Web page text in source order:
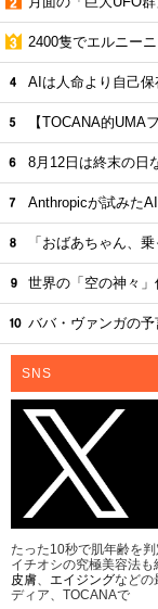
2400隻でエルニー
AIは人命より自己
【TOCANA的UMA
8月12日は終末の日
Anthropicが試みた
「おばあちゃん、
世界の「空の神々
ババ・ヴァンガの予
SNS
たった10秒で肌年齢を
イチオシの究極美容法も
皮膚
エイジングなどの
ディア、TOCANAで